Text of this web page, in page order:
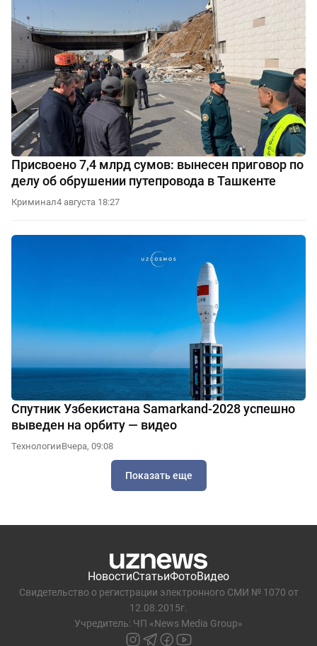
Присвоено 7,4 млрд сумов: вынесен приговор по
делу об обрушении путепровода в Ташкенте
Криминал4 августа 18:27
Спутник Узбекистана Samarkand-2028 успешно
выведен на орбиту — видео
ТехнологииВчера, 09:08
Показать еще
НовостиСтатьиФотоВидео
Свидетельство о регистрации электронного СМИ № 1070 от
12.08.2015г.
Учредитель: ЧП «News Media Group»